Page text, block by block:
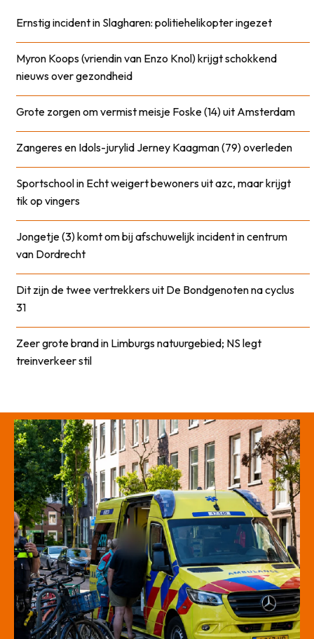
Ernstig incident in Slagharen: politiehelikopter ingezet
Myron Koops (vriendin van Enzo Knol) krijgt schokkend
nieuws over gezondheid
Grote zorgen om vermist meisje Foske (14) uit Amsterdam
Zangeres en Idols-jurylid Jerney Kaagman (79) overleden
Sportschool in Echt weigert bewoners uit azc, maar krijgt
tik op vingers
Jongetje (3) komt om bij afschuwelijk incident in centrum
van Dordrecht
Dit zijn de twee vertrekkers uit De Bondgenoten na cyclus
31
Zeer grote brand in Limburgs natuurgebied; NS legt
treinverkeer stil